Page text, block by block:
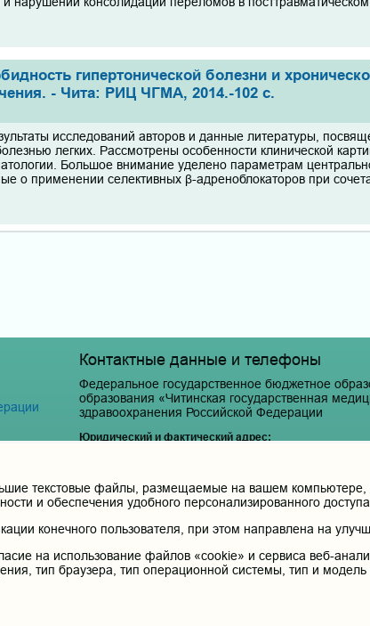
гипертонической болезни и
- Чита: РИЦ ЧГМА, 2014.-102 с.
исследований авторов и данные литературы,
легких. Рассмотрены особенности клинической
Большое внимание уделено параметрам
о применении селективных β-адреноблокаторов при
Контактные данные и телефоны
Федеральное государственное бюджетное
образования «Читинская государственная
здравоохранения Российской Федерации
Юридический и фактический адрес:
8 (3022) 35-43-24
pochta@chitgma.ru
Официальная группа «ВКонтакте»:
https://vk.com/news_chgma
текстовые файлы, размещаемые на вашем компьютере, а
и обеспечения удобного персонализированного
конечного пользователя, при этом направлена на
на использование файлов «cookie» и сервиса веб-
тип браузера, тип операционной системы, тип и модель